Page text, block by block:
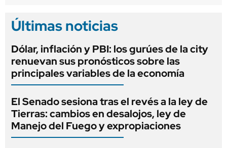
Últimas noticias
Dólar, inflación y PBI: los gurúes de la city
renuevan sus pronósticos sobre las
principales variables de la economía
El Senado sesiona tras el revés a la ley de
Tierras: cambios en desalojos, ley de
Manejo del Fuego y expropiaciones